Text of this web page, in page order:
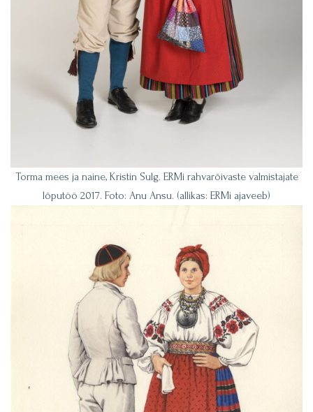
Torma mees ja naine, Kristin Sulg. ERMi rahvarõivaste valmistajate
lõputöö 2017. Foto: Anu Ansu. (allikas: ERMi ajaveeb)